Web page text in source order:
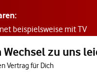
beispielsweise mit TV
Wechsel zu uns
Vertrag für Dich